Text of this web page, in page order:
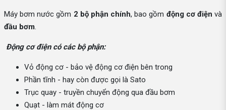
Máy bơm nước gồm 2 bộ phận chính, bao gồm động cơ điện và
đầu bơm
Động cơ điện có các bộ phận:
Vỏ động cơ - bảo vệ động cơ điện bên trong
Phần tĩnh - hay còn được gọi là Sato
Trục quay - truyền chuyển động qua đầu bơm
Quạt - làm mát động cơ